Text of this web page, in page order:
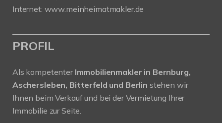
Internet: www.meinheimatmakler.de
PROFIL
Als kompetenter Immobilienmakler in Bernburg,
Aschersleben, Bitterfeld und Berlin stehen wir
Ihnen beim Verkauf und bei der Vermietung Ihrer
Immobilie zur Seite.